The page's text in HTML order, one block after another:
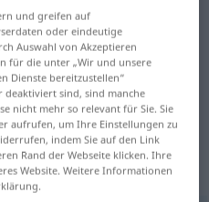
Übersetzung für
und greifen auf
oder eindeutige
Auswahl von Akzeptieren
für die unter „Wir und unsere
Dienste bereitzustellen“
deaktiviert sind, sind manche
nicht mehr so relevant für Sie. Sie
aufrufen, um Ihre Einstellungen zu
indem Sie auf den Link
Rand der Webseite klicken. Ihre
Website. Weitere Informationen